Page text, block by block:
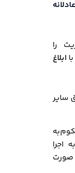
را
ابلاغ
سایر
اجرا
صورت